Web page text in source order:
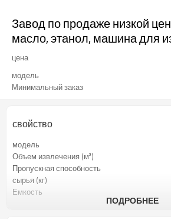
Завод по продаже низкой
масло, этанол, машина для
цена
модель
Минимальный заказ
свойство
модель
Объем извлечения (м³)
Пропускная способность
сырья (кг)
Емкость
ПОДРОБНЕЕ